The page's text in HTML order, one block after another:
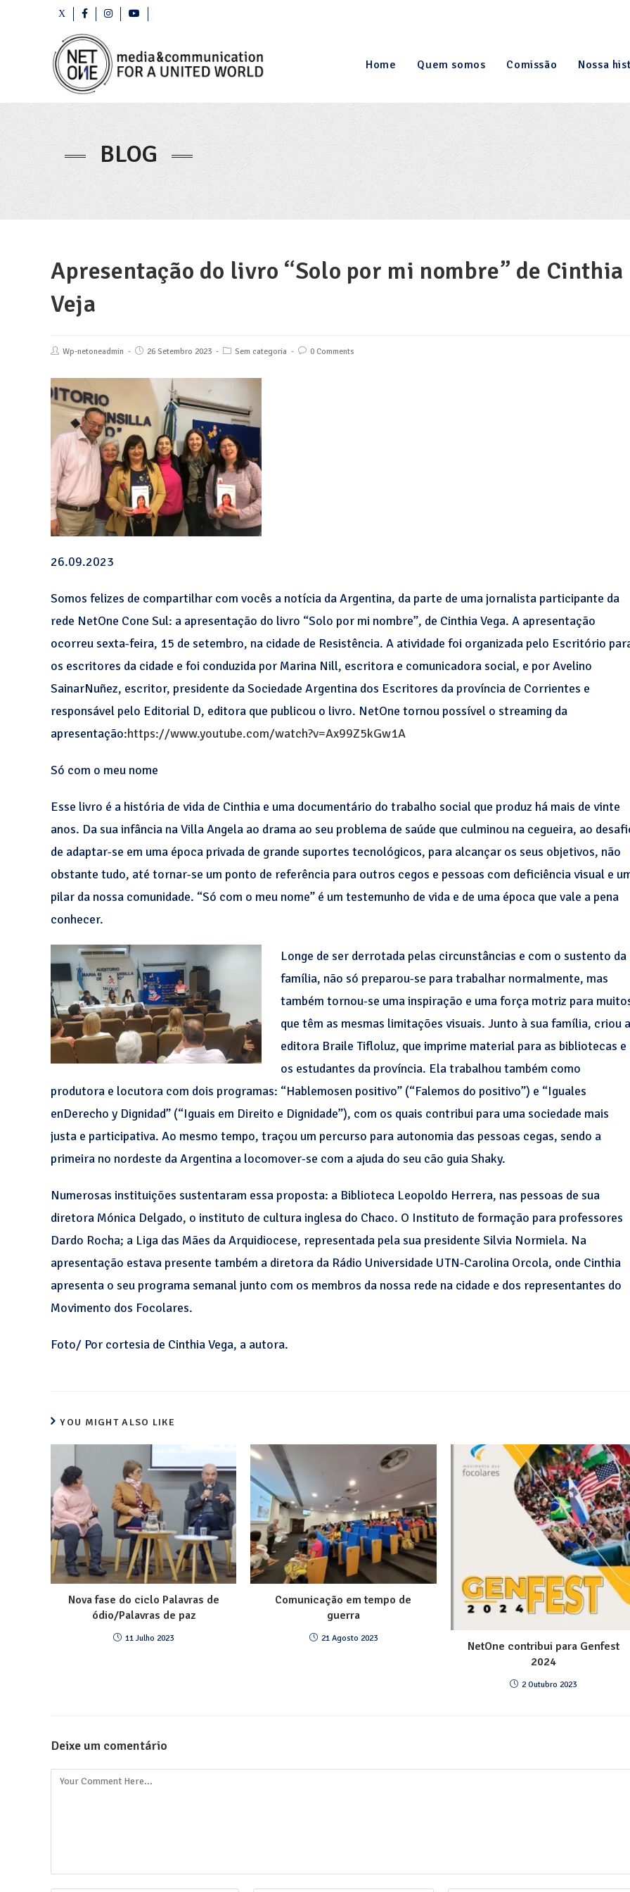
Home Quem somos Comissão Nossa
BLOG
Apresentação do livro “Solo por mi nombre” de Cinthia
Veja
Wp-netoneadmin 26 Setembro 2023 Sem categoria 0 Comments
26.09.2023
Somos felizes de compartilhar com vocês a notícia da Argentina, da parte de uma jornalista participante da
rede NetOne Cone Sul: a apresentação do livro “Solo por mi nombre”, de Cinthia Vega. A apresentação
ocorreu sexta-feira, 15 de setembro, na cidade de Resistência. A atividade foi organizada pelo Escritório
os escritores da cidade e foi conduzida por Marina Nill, escritora e comunicadora social, e por Avelino
SainarNuñez, escritor, presidente da Sociedade Argentina dos Escritores da província de Corrientes e
responsável pelo Editorial D, editora que publicou o livro. NetOne tornou possível o streaming da
apresentação:https://www.youtube.com/watch?v=Ax99Z5kGw1A
Só com o meu nome
Esse livro é a história de vida de Cinthia e uma documentário do trabalho social que produz há mais de vinte
anos. Da sua infância na Villa Angela ao drama ao seu problema de saúde que culminou na cegueira, ao
de adaptar-se em uma época privada de grande suportes tecnológicos, para alcançar os seus objetivos, não
obstante tudo, até tornar-se um ponto de referência para outros cegos e pessoas com deficiência visual e
pilar da nossa comunidade. “Só com o meu nome” é um testemunho de vida e de uma época que vale a pena
conhecer.
Longe de ser derrotada pelas circunstâncias e com o sustento da
família, não só preparou-se para trabalhar normalmente, mas
também tornou-se uma inspiração e uma força motriz para
que têm as mesmas limitações visuais. Junto à sua família, criou a
editora Braile Tifloluz, que imprime material para as bibliotecas e
os estudantes da província. Ela trabalhou também como
produtora e locutora com dois programas: “Hablemosen positivo” (“Falemos do positivo”) e “Iguales
enDerecho y Dignidad” (“Iguais em Direito e Dignidade”), com os quais contribui para uma sociedade mais
justa e participativa. Ao mesmo tempo, traçou um percurso para autonomia das pessoas cegas, sendo a
primeira no nordeste da Argentina a locomover-se com a ajuda do seu cão guia Shaky.
Numerosas instituições sustentaram essa proposta: a Biblioteca Leopoldo Herrera, nas pessoas de sua
diretora Mónica Delgado, o instituto de cultura inglesa do Chaco. O Instituto de formação para professores
Dardo Rocha; a Liga das Mães da Arquidiocese, representada pela sua presidente Silvia Normiela. Na
apresentação estava presente também a diretora da Rádio Universidade UTN-Carolina Orcola, onde Cinthia
apresenta o seu programa semanal junto com os membros da nossa rede na cidade e dos representantes do
Movimento dos Focolares.
Foto/ Por cortesia de Cinthia Vega, a autora.
YOU MIGHT ALSO LIKE
Nova fase do ciclo Palavras de
ódio/Palavras de paz
11 Julho 2023
Comunicação em tempo de
guerra
21 Agosto 2023
NetOne contribui para Genfest
2024
2 Outubro 2023
Deixe um comentário